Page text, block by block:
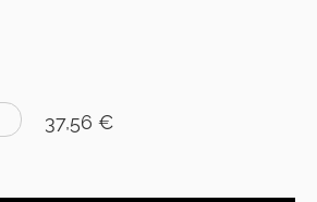
37,56 €